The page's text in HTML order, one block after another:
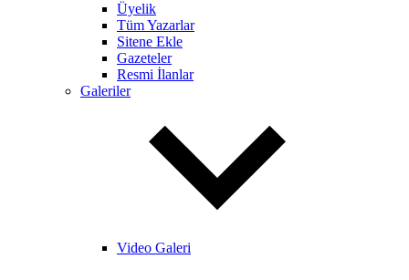
Üyelik
Tüm Yazarlar
Sitene Ekle
Gazeteler
Resmi İlanlar
Galeriler
Video Galeri